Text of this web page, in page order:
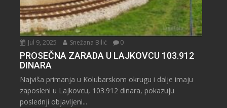
Jul 9, 2025 Snežana Bilić 0
PROSEČNA ZARADA U LAJKOVCU 103.912
DINARA
Najviša primanja u Kolubarskom okrugu i dalje imaju
zaposleni u Lajkovcu, 103.912 dinara, pokazuju
poslednji objavljeni...